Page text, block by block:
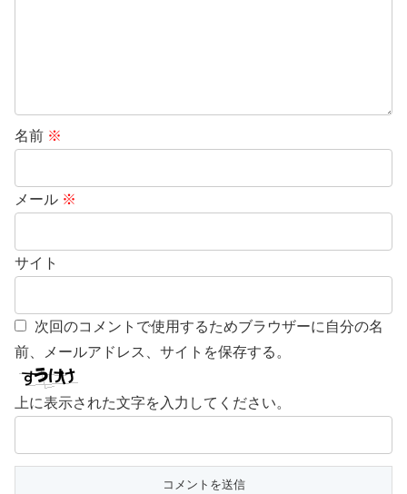
名前 ※
メール ※
サイト
次回のコメントで使用するためブラウザーに自分の名
前、メールアドレス、サイトを保存する。
上に表示された文字を入力してください。